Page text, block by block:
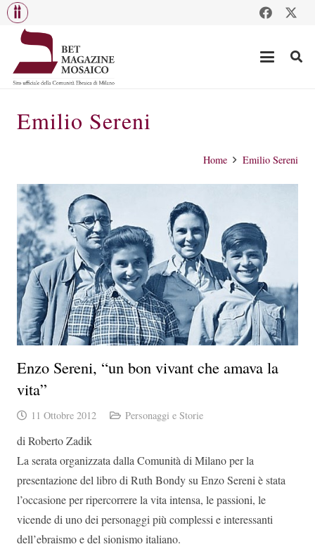
Emilio Sereni
Home Emilio Sereni
Enzo Sereni, “un bon vivant che amava la
vita”
11 Ottobre 2012 Personaggi e Storie
di Roberto Zadik
La serata organizzata dalla Comunità di Milano per la
presentazione del libro di Ruth Bondy su Enzo Sereni è stata
l’occasione per ripercorrere la vita intensa, le passioni, le
vicende di uno dei personaggi più complessi e interessanti
dell’ebraismo e del sionismo italiano.